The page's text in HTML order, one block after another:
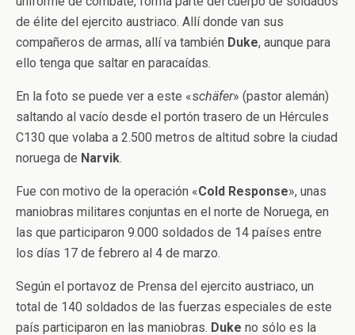
de élite del ejercito austriaco. Allí donde van sus
compañeros de armas, allí va también Duke, aunque para
ello tenga que saltar en paracaídas.
En la foto se puede ver a este «schäfer» (pastor alemán)
saltando al vacío desde el portón trasero de un Hércules
C130 que volaba a 2.500 metros de altitud sobre la ciudad
noruega de Narvik.
Fue con motivo de la operación «Cold Response», unas
maniobras militares conjuntas en el norte de Noruega, en
las que participaron 9.000 soldados de 14 países entre
los días 17 de febrero al 4 de marzo.
Según el portavoz de Prensa del ejercito austriaco, un
total de 140 soldados de las fuerzas especiales de este
país participaron en las maniobras. Duke no sólo es la